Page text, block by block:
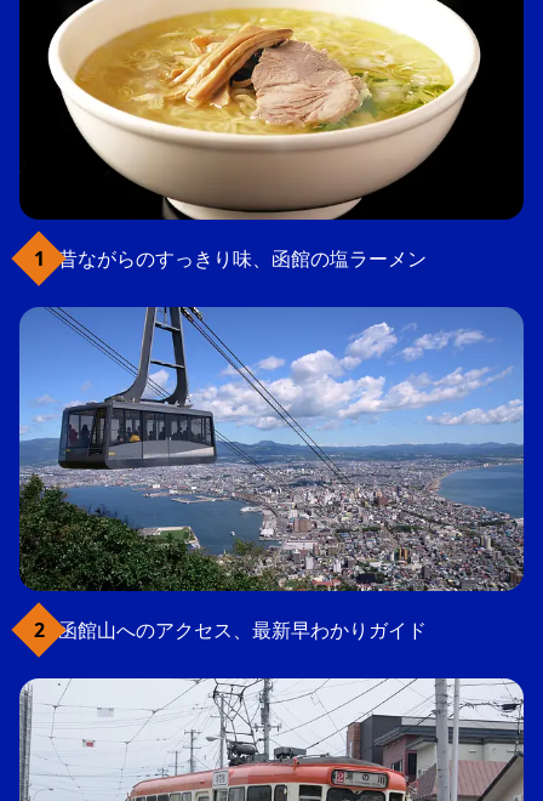
昔ながらのすっきり味、函館の塩ラーメン
函館山へのアクセス、最新早わかりガイド